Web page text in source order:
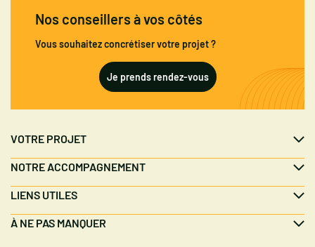
Nos conseillers à vos côtés
Vous souhaitez concrétiser votre projet ?
Je prends rendez-vous
VOTRE PROJET
NOTRE ACCOMPAGNEMENT
LIENS UTILES
À NE PAS MANQUER